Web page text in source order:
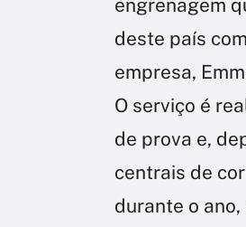
engrenagem
deste país
empresa,
O serviço é
de prova e,
centrais de
durante o ano,